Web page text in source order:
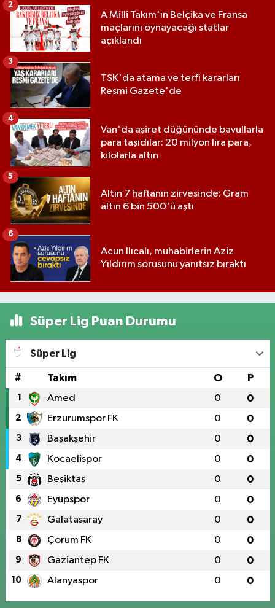
A Milli Takım'ın Belçika ve Fransa
maçlarını oynayacağı statlar
açıklandı
2
TSK'da atama ve terfi kararları
Resmi Gazete'de
3
Van'da aşiret düğününde bavullarla
para taşıdılar: 20 milyon lira para,
kilolarla altın
4
Altın 7 haftanın zirvesinde: Gram
altın 6 bin 500'ü aştı
5
Acun Ilıcalı, muhabirlerin Aziz
Yıldırım sorusunu yanıtsız bıraktı
6
Süper Lig Puan Durumu
Süper Lig
# Takım O P
1 Amed 0 0
2 Erzurumspor FK 0 0
3 Başakşehir 0 0
4 Kocaelispor 0 0
5 Beşiktaş 0 0
6 Eyüpspor 0 0
7 Galatasaray 0 0
8 Çorum FK 0 0
9 Gaziantep FK 0 0
10 Alanyaspor 0 0